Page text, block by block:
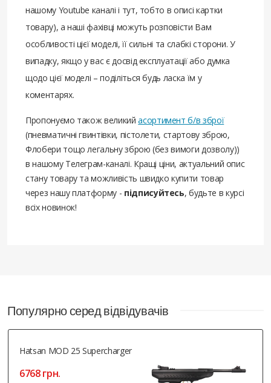
нашому Youtube каналі і тут, тобто в описі картки
товару), а наші фахівці можуть розповісти Вам
особливості цієї моделі, її сильні та слабкі сторони. У
випадку, якщо у вас є досвід експлуатації або думка
щодо цієї моделі – поділіться будь ласка їм у
коментарях.
Пропонуємо також великийасортимент б/в зброї
(пневматичні гвинтівки, пістолети, стартову зброю,
Флобери тощо легальну зброю (без вимоги дозволу))
в нашому Телеграм-каналі. Кращі ціни, актуальний опис
стану товару та можливість швидко купити товар
через нашу платформу - підписуйтесь, будьте в курсі
всіх новинок!
Популярно серед відвідувачів
Hatsan MOD 25 Supercharger
6768 грн.